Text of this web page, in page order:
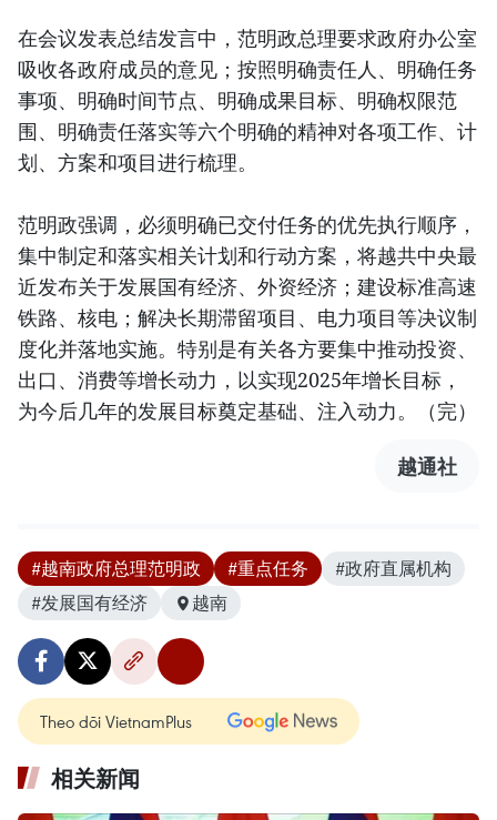
在会议发表总结发言中，范明政总理要求政府办公室
吸收各政府成员的意见；按照明确责任人、明确任务
事项、明确时间节点、明确成果目标、明确权限范
围、明确责任落实等六个明确的精神对各项工作、计
划、方案和项目进行梳理。
范明政强调，必须明确已交付任务的优先执行顺序，
集中制定和落实相关计划和行动方案，将越共中央最
近发布关于发展国有经济、外资经济；建设标准高速
铁路、核电；解决长期滞留项目、电力项目等决议制
度化并落地实施。特别是有关各方要集中推动投资、
出口、消费等增长动力，以实现2025年增长目标，
为今后几年的发展目标奠定基础、注入动力。（完）
越通社
#越南政府总理范明政 #重点任务
#政府直属机构
#发展国有经济
越南
Theo dõi VietnamPlus
相关新闻